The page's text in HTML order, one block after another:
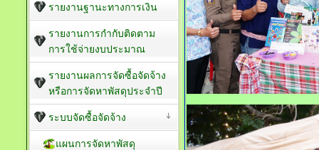
รายงานฐานะทางการเงิน
รายงานการกำกับติดตาม
การใช้จ่ายงบประมาณ
รายงานผลการจัดซื้อจัดจ้าง
หรือการจัดหาพัสดุประจำปี
ระบบจัดซื้อจัดจ้าง
แผนการจัดหาพัสดุ